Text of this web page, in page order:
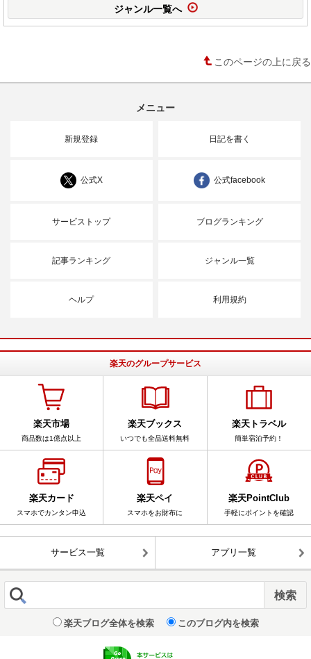
ジャンル一覧へ
このページの上に戻る
メニュー
新規登録 日記を書く
公式X 公式facebook
サービストップ ブログランキング
記事ランキング ジャンル一覧
ヘルプ 利用規約
楽天のグループサービス
楽天市場
商品数は1億点以上
楽天ブックス
いつでも全品送料無料
楽天トラベル
簡単宿泊予約！
楽天カード
スマホでカンタン申込
楽天ペイ
スマホをお財布に
楽天PointClub
手軽にポイントを確認
サービス一覧 アプリ一覧
楽天ブログ全体を検索 このブログ内を検索